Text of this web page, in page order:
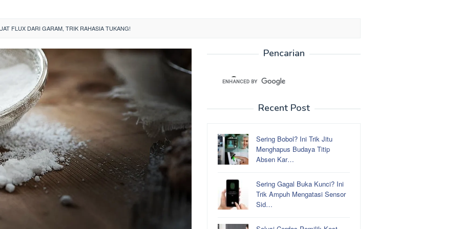
FLUX DARI GARAM, TRIK RAHASIA TUKANG!
Pencarian
Recent Post
Sering Bobol? Ini Trik Jitu
Menghapus Budaya Titip
Absen Kar…
Sering Gagal Buka Kunci? Ini
Trik Ampuh Mengatasi Sensor
Sid…